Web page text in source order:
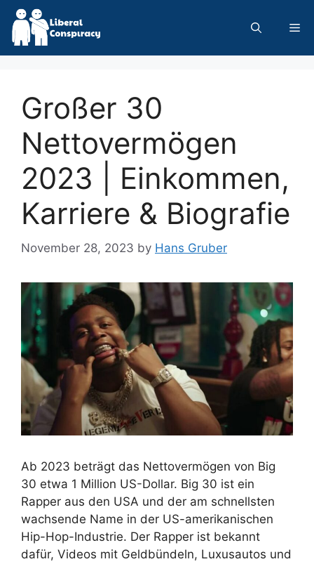
Skip
content
Großer 30
Nettovermögen
2023 | Einkommen,
Karriere & Biografie
November 28, 2023 by Hans Gruber
Ab 2023 beträgt das Nettovermögen von Big
30 etwa 1 Million US-Dollar. Big 30 ist ein
Rapper aus den USA und der am schnellsten
wachsende Name in der US-amerikanischen
Hip-Hop-Industrie. Der Rapper ist bekannt
dafür, Videos mit Geldbündeln, Luxusautos und